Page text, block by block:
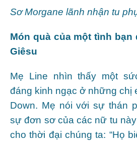
Sơ Morgane lãnh nhận tu
Món quà của một tình
Giêsu
Mẹ Line nhìn thấy một
đáng kinh ngạc ở những chị
Down. Mẹ nói với sự thán
sự đơn sơ của các nữ tu
cho thời đại chúng ta: “Họ